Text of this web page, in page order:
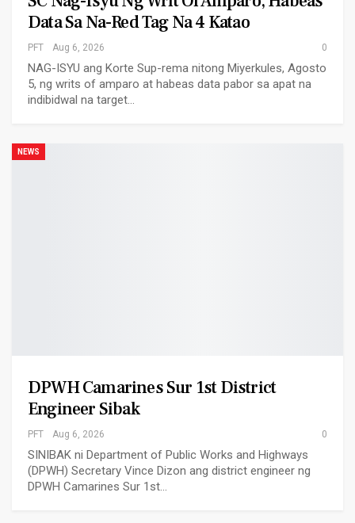
Data Sa Na-Red Tag Na 4 Katao
PFT Aug 6, 2026 0
NAG-ISYU ang Korte Sup-rema nitong Miyerkules, Agosto
5, ng writs of amparo at habeas data pabor sa apat na
indibidwal na target…
NEWS
DPWH Camarines Sur 1st District
Engineer Sibak
PFT Aug 6, 2026 0
SINIBAK ni Department of Public Works and Highways
(DPWH) Secretary Vince Dizon ang district engineer ng
DPWH Camarines Sur 1st…